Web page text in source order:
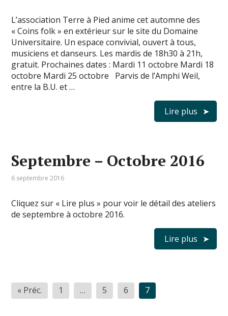
L’association Terre à Pied anime cet automne des
« Coins folk » en extérieur sur le site du Domaine
Universitaire. Un espace convivial, ouvert à tous,
musiciens et danseurs. Les mardis de 18h30 à 21h,
gratuit. Prochaines dates : Mardi 11 octobre Mardi 18
octobre Mardi 25 octobre Parvis de l’Amphi Weil,
entre la B.U. et …
Lire plus
Septembre – Octobre 2016
6 septembre 2016
Cliquez sur « Lire plus » pour voir le détail des ateliers
de septembre à octobre 2016.
Lire plus
Pagination
des
« Préc. 1 … 5 6 7